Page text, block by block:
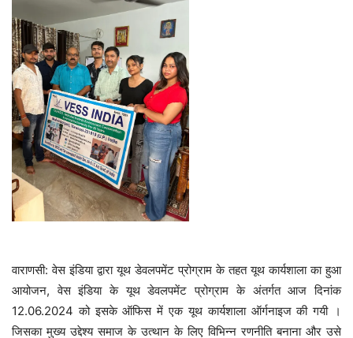
वाराणसी: वेस इंडिया द्वारा यूथ डेवलपमेंट प्रोग्राम के तहत यूथ कार्यशाला का हुआ
आयोजन, वेस इंडिया के यूथ डेवलपमेंट प्रोग्राम के अंतर्गत आज दिनांक
12.06.2024 को इसके ऑफिस में एक यूथ कार्यशाला ऑर्गनाइज की गयी ।
जिसका मुख्य उद्देश्य समाज के उत्थान के लिए विभिन्न रणनीति बनाना और उसे